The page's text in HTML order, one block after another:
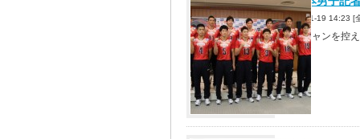
2013-11-19 14:23 [
グラチャンを控